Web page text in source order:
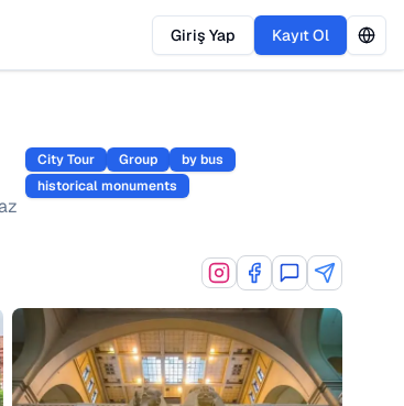
Giriş Yap Kayıt Ol
City Tour Group
by bus
historical monuments